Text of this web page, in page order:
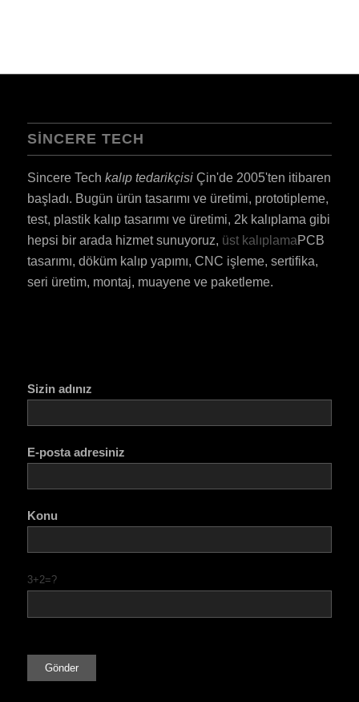
SINCERE TECH
Sincere Tech kalıp tedarikçisiÇin'de 2005'ten itibaren
başladı. Bugün ürün tasarımı ve üretimi, prototipleme,
test, plastik kalıp tasarımı ve üretimi, 2k kalıplama gibi
hepsi bir arada hizmet sunuyoruz, üst kalıplamaPCB
tasarımı, döküm kalıp yapımı, CNC işleme, sertifika,
seri üretim, montaj, muayene ve paketleme.
Sizin adınız
E-posta adresiniz
Konu
3+2=?